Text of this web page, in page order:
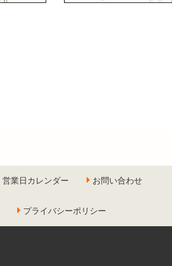
営業日カレンダー お問い合わせ
プライバシーポリシー